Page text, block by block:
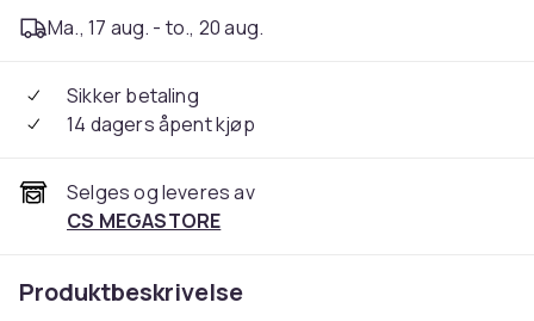
Ma., 17 aug. - to., 20 aug.
Sikker betaling
14 dagers åpent kjøp
Selges og leveres av
CS MEGASTORE
Produktbeskrivelse